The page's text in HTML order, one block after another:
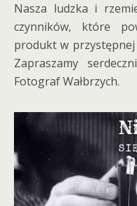
Nasza ludzka i
czynników, które
produkt w przystępnej
Zapraszamy
Fotograf Wałbrzych.